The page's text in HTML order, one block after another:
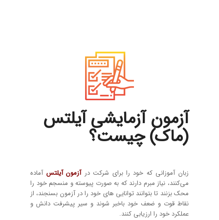
آزمون آزمایشی آیلتس
(ماک) چیست؟
زبان آموزانی که خود را برای شرکت در آزمون آیلتس آماده
می‌کنند، نیاز مبرم دارند که به صورت پیوسته و منسجم خود را
محک بزنند تا بتوانند توانایی های خود را در آزمون بسنجند، از
نقاط قوت و ضعف خود باخبر شوند و سیر پیشرفت دانش و
عملکرد خود را ارزیابی کنند.